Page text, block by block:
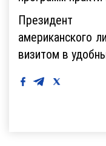
Президент
американского
визитом в